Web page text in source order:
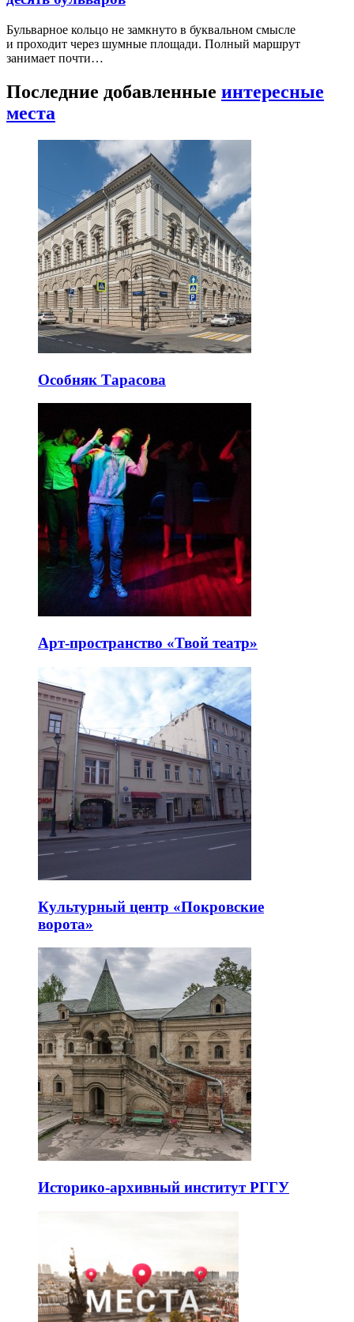
Бульварное кольцо не замкнуто в буквальном смысле
и проходит через шумные площади. Полный маршрут
занимает почти…
Последние добавленные интересные
места
Особняк Тарасова
Арт-пространство «Твой театр»
Культурный центр «Покровские
ворота»
Историко-архивный институт РГГУ